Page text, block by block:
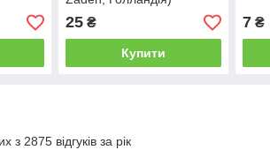
25₴
Купити
7 ₴
з 2875 відгуків за рік